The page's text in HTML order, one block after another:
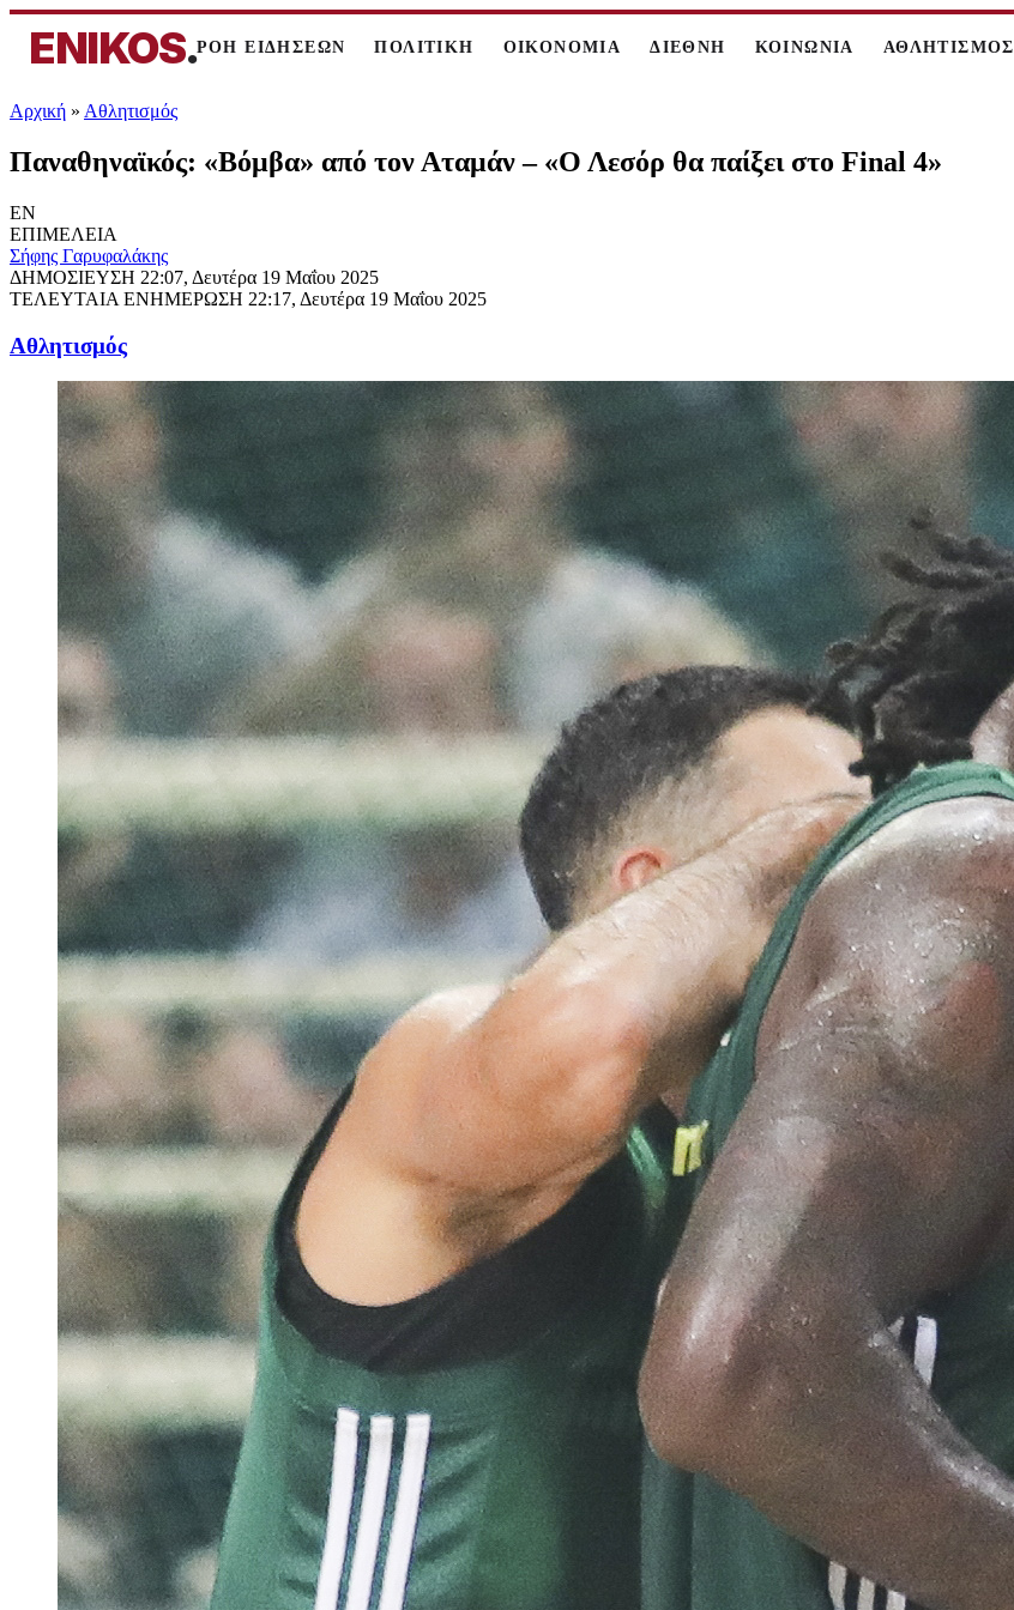
ENIKOS.ΡΟΗ ΕΙΔΗΣΕΩΝ ΠΟΛΙΤΙΚΗ ΟΙΚΟΝΟΜΙΑ ΔΙΕΘΝΗ ΚΟΙΝΩΝΙΑ ΑΘΛΗΤΙΣΜΟΣ
Αρχική » Αθλητισμός
Παναθηναϊκός: «Βόμβα» από τον Αταμάν – «Ο Λεσόρ θα παίξει στο Final 4»
EN
ΕΠΙΜΕΛΕΙΑ
Σήφης Γαρυφαλάκης
ΔΗΜΟΣΙΕΥΣΗ 22:07, Δευτέρα 19 Μαΐου 2025
ΤΕΛΕΥΤΑΙΑ ΕΝΗΜΕΡΩΣΗ 22:17, Δευτέρα 19 Μαΐου 2025
Αθλητισμός